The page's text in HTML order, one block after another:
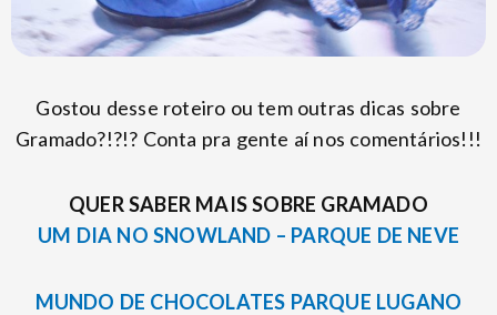
Gostou desse roteiro ou tem outras dicas sobre
Gramado?!?!? Conta pra gente aí nos comentários!!!
QUER SABER MAIS SOBRE GRAMADO
UM DIA NO SNOWLAND – PARQUE DE NEVE
MUNDO DE CHOCOLATES PARQUE LUGANO